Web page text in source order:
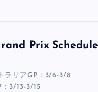
Prix Schedule
ラリアGP：3/6-3/8
3/13-3/15